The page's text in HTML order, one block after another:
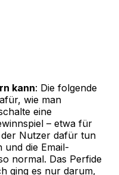
kann: Die folgende
wie man
eine
– etwa für
Nutzer dafür tun
und die Email-
normal. Das Perfide
ging es nur darum,